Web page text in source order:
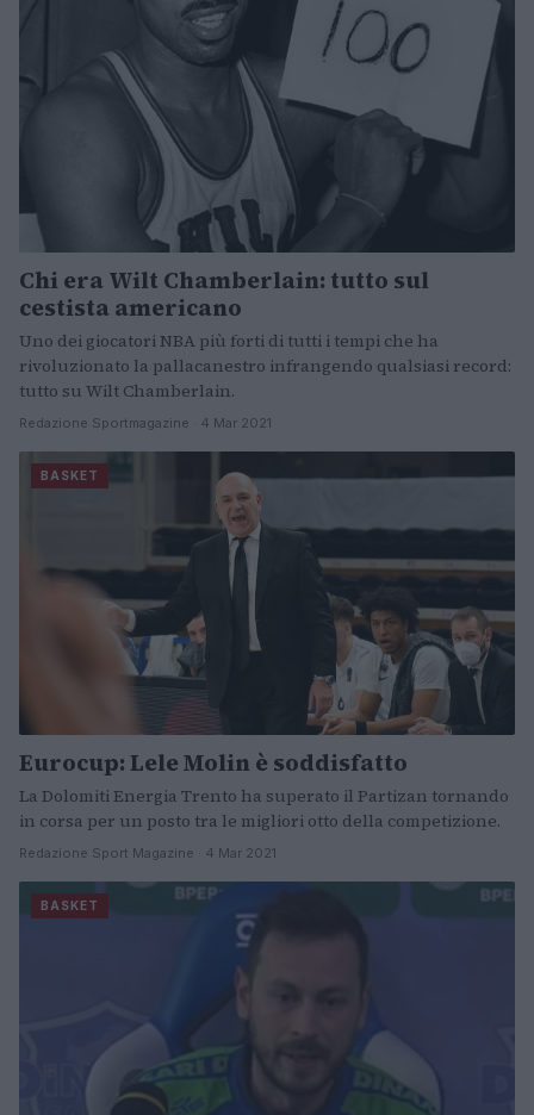
Chi era Wilt Chamberlain: tutto sul
cestista americano
Uno dei giocatori NBA più forti di tutti i tempi che ha
rivoluzionato la pallacanestro infrangendo qualsiasi record:
tutto su Wilt Chamberlain.
Redazione Sportmagazine · 4 Mar 2021
BASKET
Eurocup: Lele Molin è soddisfatto
La Dolomiti Energia Trento ha superato il Partizan tornando
in corsa per un posto tra le migliori otto della competizione.
Redazione Sport Magazine · 4 Mar 2021
BASKET